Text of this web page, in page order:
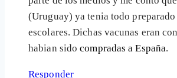
(Uruguay) ya tenia todo
escolares. Dichas vacunas eran
habian sidocompradas a España.
Responder